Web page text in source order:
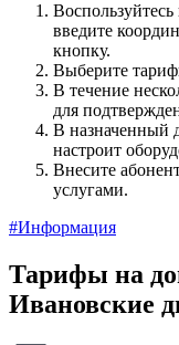
введите
кнопку.
Выберите
В течение
для
В назначенный
настроит
Внесите
услугами.
#Информация
Тарифы на
Ивановские